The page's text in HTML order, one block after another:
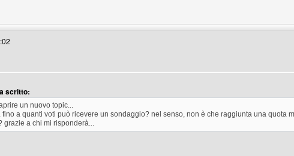
scritto:
un nuovo topic...
a quanti voti può ricevere un sondaggio? nel senso, non è che raggiunta una quota
grazie a chi mi risponderà...